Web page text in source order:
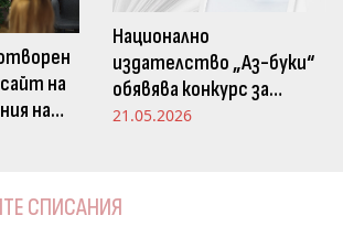
на
на
буки“
Национално
издателство „Аз-буки“
обявява конкурс за
научна статия на тема
образованието“
21.05.2026
СПИСАНИЯ